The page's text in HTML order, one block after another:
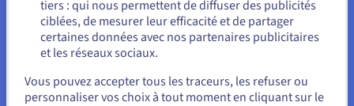
garantit que votre service reste constamment accessible
au même numéro.
Configurations de sécurité améliorées (liste
: De nombreux systèmes de sécurité et
pare-feu permettent aux administrateurs de configurer
Rester sur le site actuel
Sélectionner un autre site web
tiers : qui nous permettent de diffuser des publicités
ciblées, de mesurer leur efficacité et de partager
certaines données avec nos partenaires publicitaires
et les réseaux sociaux.
Vous pouvez accepter tous les traceurs, les refuser ou
personnaliser vos choix à tout moment en cliquant sur le